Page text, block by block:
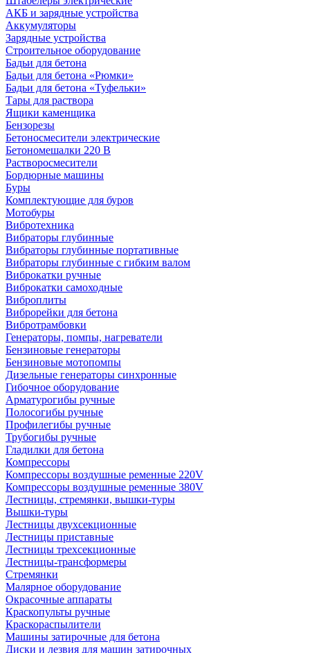
АКБ и зарядные устройства
Аккумуляторы
Зарядные устройства
Строительное оборудование
Бадьи для бетона
Бадьи для бетона «Рюмки»
Бадьи для бетона «Туфельки»
Тары для раствора
Ящики каменщика
Бензорезы
Бетоносмесители электрические
Бетономешалки 220 В
Растворосмесители
Бордюрные машины
Буры
Комплектующие для буров
Мотобуры
Вибротехника
Вибраторы глубинные
Вибраторы глубинные портативные
Вибраторы глубинные с гибким валом
Виброкатки ручные
Виброкатки самоходные
Виброплиты
Виброрейки для бетона
Вибротрамбовки
Генераторы, помпы, нагреватели
Бензиновые генераторы
Бензиновые мотопомпы
Дизельные генераторы синхронные
Гибочное оборудование
Арматурогибы ручные
Полосогибы ручные
Профилегибы ручные
Трубогибы ручные
Гладилки для бетона
Компрессоры
Компрессоры воздушные ременные 220V
Компрессоры воздушные ременные 380V
Лестницы, стремянки, вышки-туры
Вышки-туры
Лестницы двухсекционные
Лестницы приставные
Лестницы трехсекционные
Лестницы-трансформеры
Стремянки
Малярное оборудование
Окрасочные аппараты
Краскопульты ручные
Краскораспылители
Машины затирочные для бетона
Диски и лезвия для машин затирочных